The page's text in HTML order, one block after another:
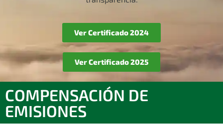
Ver Certificado 2024
Ver Certificado 2025
COMPENSACIÓN DE
EMISIONES